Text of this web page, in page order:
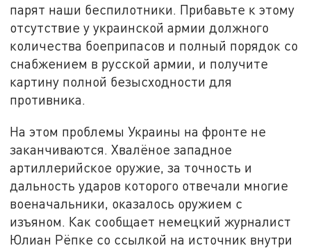
парят наши беспилотники. Прибавьте к этому
отсутствие у украинской армии должного
количества боеприпасов и полный порядок со
снабжением в русской армии, и получите
картину полной безысходности для
противника.
На этом проблемы Украины на фронте не
заканчиваются. Хвалёное западное
артиллерийское оружие, за точность и
дальность ударов которого отвечали многие
военачальники, оказалось оружием с
изъяном. Как сообщает немецкий журналист
Юлиан Рёпке со ссылкой на источник внутри